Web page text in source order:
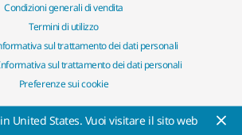
Condizioni generali di vendita
Termini di utilizzo
sul trattamento dei dati personali
sul trattamento dei dati personali
Preferenze sui cookie
United States. Vuoi visitare il sito web